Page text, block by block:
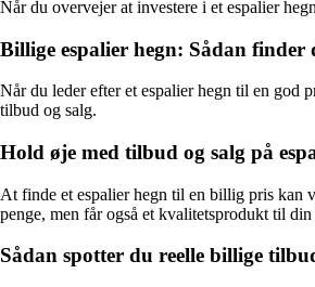
Når du overvejer at investere i et espalier
Billige espalier hegn: Sådan finder
Når du leder efter et espalier hegn til en
tilbud og salg.
Hold øje med tilbud og salg på
At finde et espalier hegn til en billig pris kan
penge, men får også et kvalitetsprodukt til din
Sådan spotter du reelle billige